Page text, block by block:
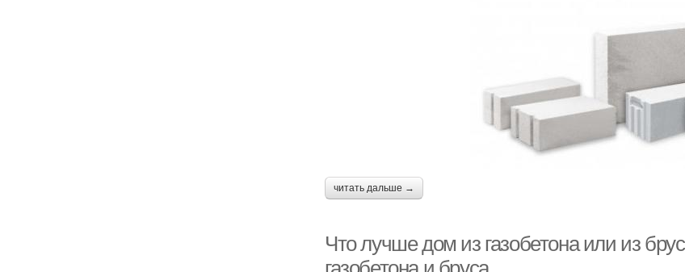
читать дальше →
Что лучше дом из газобетона или из